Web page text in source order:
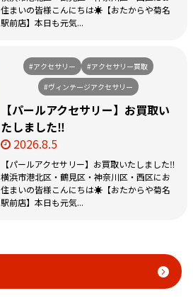
住まいの皆様こんにちは☀️【おたからや菊名
駅前店】本日も元気...
#アクセサリー
#アクセサリー買取
#ヴィンテージアクセサリー
【パールアクセサリー】お買取い
たしました‼️
2026.8.5
【パールアクセサリー】お買取いたしました‼️
横浜市港北区・鶴見区・神奈川区・西区にお
住まいの皆様こんにちは☀️【おたからや菊名
駅前店】本日も元気...